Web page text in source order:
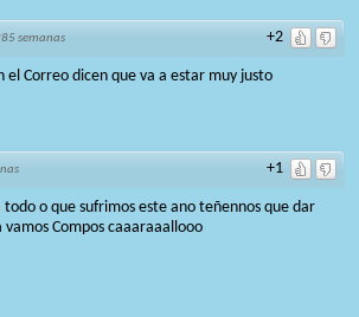
+2
semanas
el Correo dicen que va a estar muy justo
+1
todo o que sufrimos este ano teñennos que dar
Compos caaaraaallooo